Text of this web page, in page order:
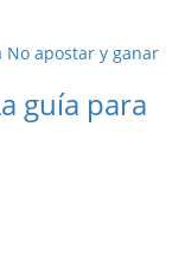
guía para